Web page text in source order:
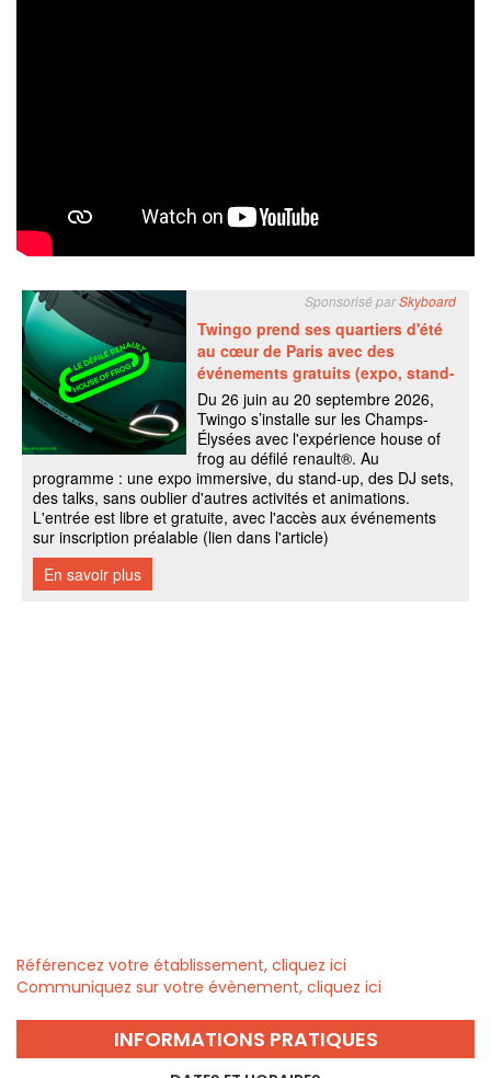
Référencez votre établissement, cliquez ici
Communiquez sur votre évènement, cliquez ici
INFORMATIONS PRATIQUES